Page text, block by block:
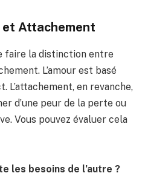
Attachement
faire la distinction entre
L’amour est basé
en revanche,
d’une peur de la perte ou
Vous pouvez évaluer cela
les besoins de l’autre ?